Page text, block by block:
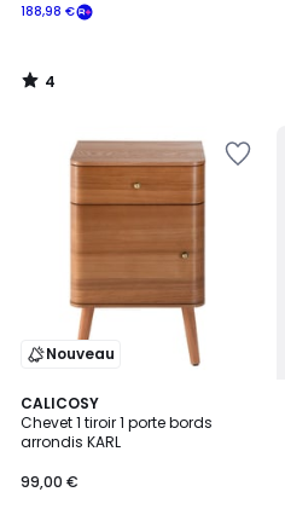
188,98 €
4
/
Nouveau
CALICOSY
Chevet 1 tiroir 1 porte bords
arrondis KARL
99,00 €